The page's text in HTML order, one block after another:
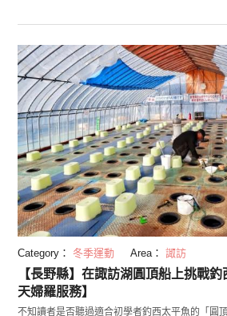
Category： 冬季運動 Area： 諏訪
【長野縣】在諏訪湖圓頂船上挑戰
天婦羅服務】
不知讀者是否聽過適合初學者釣西太平魚的「圓